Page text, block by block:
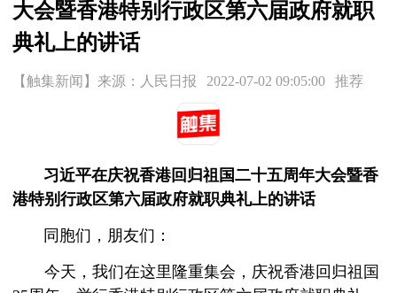
大会暨香港特别行政区第六届政府就职
典礼上的讲话
【触集新闻】来源：人民日报 2022-07-02 09:05:00 推荐
习近平在庆祝香港回归祖国二十五周年大会暨香
港特别行政区第六届政府就职典礼上的讲话
同胞们，朋友们：
今天，我们在这里隆重集会，庆祝香港回归祖国